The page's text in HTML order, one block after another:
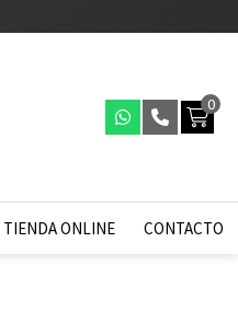
0
TIENDA ONLINE CONTACTO